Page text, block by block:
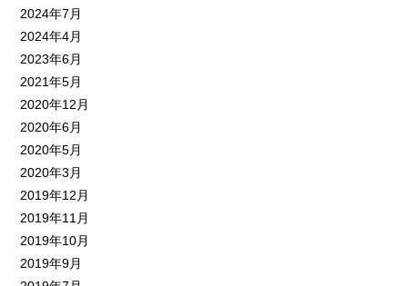
2024年7月
2024年4月
2023年6月
2021年5月
2020年12月
2020年6月
2020年5月
2020年3月
2019年12月
2019年11月
2019年10月
2019年9月